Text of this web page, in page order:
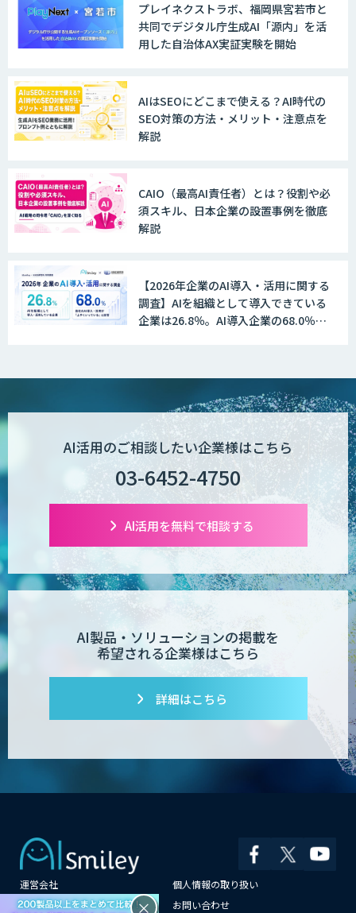
Explaza 生成AI Partner｜AIエージェン
GENIEE SFA/CRM
WAN-RECORD Plus
Explaza 生成AI Partner | AX
POPstation
業務特化型AIエージェントの開発支援
「業務AIプロ」
Dify導入支援
Dify開発支援
展示会の名刺を商談に変える
「GenLead」
プレイネクストラボ、福岡県宮若市と
共同でデジタル庁生成AI「源内」を活
用した自治体AX実証実験を開始
AIはSEOにどこまで使える？AI時代の
SEO対策の方法・メリット・注意点を
解説
CAIO（最高AI責任者）とは？役割や必
須スキル、日本企業の設置事例を徹底
解説
【2026年企業のAI導入・活用に関する
調査】AIを組織として導入できている
企業は26.8％。AI導入企業の68.0％
AI活用のご相談したい企業様はこちら
03-6452-4750
AI活用を無料で相談する
AI製品・ソリューションの掲載を
希望される企業様はこちら
詳細はこちら
運営会社
個人情報の取り扱い
よくある質問
お問い合わせ
×